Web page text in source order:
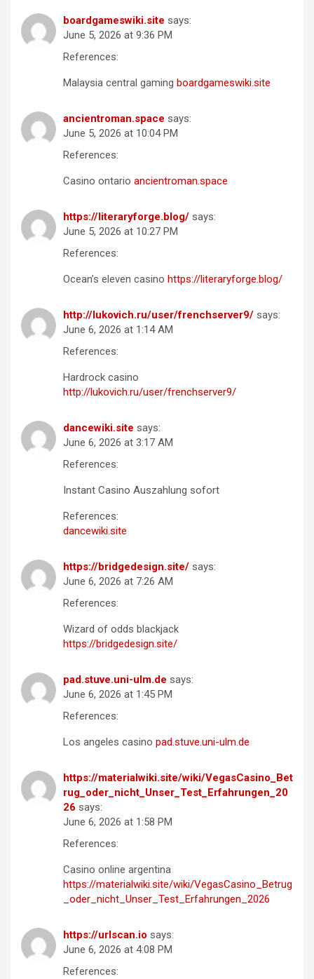
boardgameswiki.site says:
June 5, 2026 at 9:36 PM
References:
Malaysia central gaming boardgameswiki.site
ancientroman.space says:
June 5, 2026 at 10:04 PM
References:
Casino ontario ancientroman.space
https://literaryforge.blog/ says:
June 5, 2026 at 10:27 PM
References:
Ocean’s eleven casino https://literaryforge.blog/
http://lukovich.ru/user/frenchserver9/ says:
June 6, 2026 at 1:14 AM
References:
Hardrock casino
http://lukovich.ru/user/frenchserver9/
dancewiki.site says:
June 6, 2026 at 3:17 AM
References:
Instant Casino Auszahlung sofort
References:
dancewiki.site
https://bridgedesign.site/ says:
June 6, 2026 at 7:26 AM
References:
Wizard of odds blackjack
https://bridgedesign.site/
pad.stuve.uni-ulm.de says:
June 6, 2026 at 1:45 PM
References:
Los angeles casino pad.stuve.uni-ulm.de
https://materialwiki.site/wiki/VegasCasino_Bet
rug_oder_nicht_Unser_Test_Erfahrungen_20
26 says:
June 6, 2026 at 1:58 PM
References:
Casino online argentina
https://materialwiki.site/wiki/VegasCasino_Betrug
_oder_nicht_Unser_Test_Erfahrungen_2026
https://urlscan.io says:
June 6, 2026 at 4:08 PM
References: